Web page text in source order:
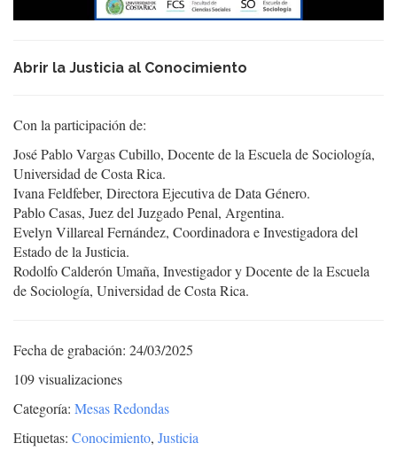
Abrir la Justicia al Conocimiento
Con la participación de:
José Pablo Vargas Cubillo, Docente de la Escuela de Sociología,
Universidad de Costa Rica.
Ivana Feldfeber, Directora Ejecutiva de Data Género.
Pablo Casas, Juez del Juzgado Penal, Argentina.
Evelyn Villareal Fernández, Coordinadora e Investigadora del
Estado de la Justicia.
Rodolfo Calderón Umaña, Investigador y Docente de la Escuela
de Sociología, Universidad de Costa Rica.
Fecha de grabación: 24/03/2025
109 visualizaciones
Categoría: Mesas Redondas
Etiquetas: Conocimiento, Justicia